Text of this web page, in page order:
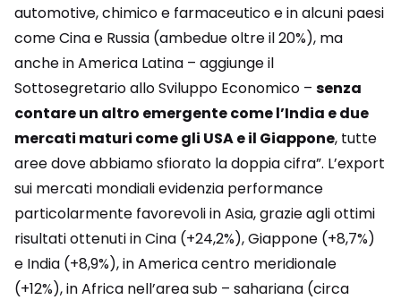
automotive, chimico e farmaceutico e in alcuni paesi
come Cina e Russia (ambedue oltre il 20%), ma
anche in America Latina – aggiunge il
Sottosegretario allo Sviluppo Economico – senza
contare un altro emergente come l’India e due
mercati maturi come gli USA e il Giappone, tutte
aree dove abbiamo sfiorato la doppia cifra”. L’export
sui mercati mondiali evidenzia performance
particolarmente favorevoli in Asia, grazie agli ottimi
risultati ottenuti in Cina (+24,2%), Giappone (+8,7%)
e India (+8,9%), in America centro meridionale
(+12%), in Africa nell’area sub – sahariana (circa